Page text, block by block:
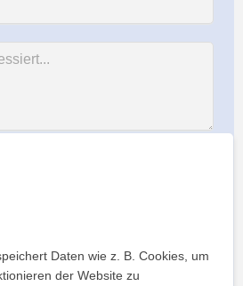
erwähnen, dass du von
Daten wie z. B. Cookies, um
der Website zu